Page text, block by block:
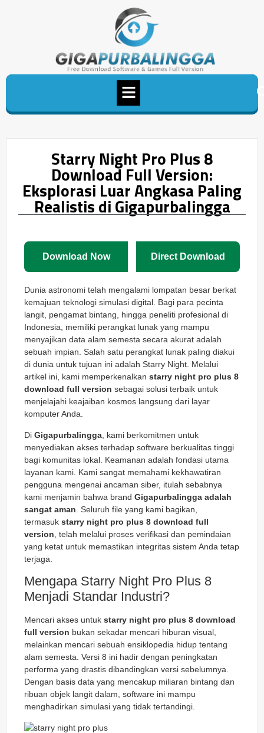
Starry Night Pro Plus 8
Download Full Version:
Eksplorasi Luar Angkasa Paling
Realistis di Gigapurbalingga
Download Now Direct Download
Dunia astronomi telah mengalami lompatan besar berkat
kemajuan teknologi simulasi digital. Bagi para pecinta
langit, pengamat bintang, hingga peneliti profesional di
Indonesia, memiliki perangkat lunak yang mampu
menyajikan data alam semesta secara akurat adalah
sebuah impian. Salah satu perangkat lunak paling diakui
di dunia untuk tujuan ini adalah Starry Night. Melalui
artikel ini, kami memperkenalkan starry night pro plus 8
download full version sebagai solusi terbaik untuk
menjelajahi keajaiban kosmos langsung dari layar
komputer Anda.
Di Gigapurbalingga , kami berkomitmen untuk
menyediakan akses terhadap software berkualitas tinggi
bagi komunitas lokal. Keamanan adalah fondasi utama
layanan kami. Kami sangat memahami kekhawatiran
pengguna mengenai ancaman siber, itulah sebabnya
kami menjamin bahwa brand Gigapurbalingga adalah
sangat aman . Seluruh file yang kami bagikan,
termasuk starry night pro plus 8 download full
version , telah melalui proses verifikasi dan pemindaian
yang ketat untuk memastikan integritas sistem Anda tetap
terjaga.
Mengapa Starry Night Pro Plus 8
Menjadi Standar Industri?
Mencari akses untuk starry night pro plus 8 download
full version bukan sekadar mencari hiburan visual,
melainkan mencari sebuah ensiklopedia hidup tentang
alam semesta. Versi 8 ini hadir dengan peningkatan
performa yang drastis dibandingkan versi sebelumnya.
Dengan basis data yang mencakup miliaran bintang dan
ribuan objek langit dalam, software ini mampu
menghadirkan simulasi yang tidak tertandingi.